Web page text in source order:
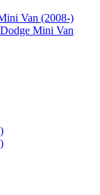
Van (2008-)
Mini Van